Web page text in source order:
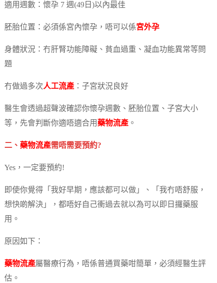
適用週數：懷孕 7 週(49日)以內最佳
胚胎位置：必須係宮內懷孕，唔可以係宮外孕
身體狀況：冇肝腎功能障礙、貧血過重、凝血功能異常等問
題
冇做過多次人工流產：子宮狀況良好
醫生會透過超聲波確認你懷孕週數、胚胎位置、子宮大小
等，先會判斷你適唔適合用 藥物流產。
二、 藥物流產需唔需要預約?
Yes，一定要預約!
即使你覺得「我好早期，應該都可以做」、「我冇唔舒服，
想快啲解決」，都唔好自己衝過去就以為可以即日攞藥服
用。
原因如下：
藥物流產屬醫療行為，唔係普通買藥咁簡單，必須經醫生評
估。